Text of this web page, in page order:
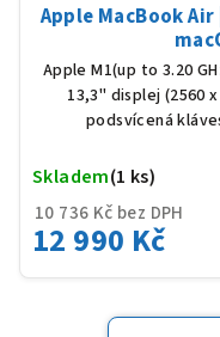
Apple MacBook Air
Apple M1(up to 3.20
13,3" displej (2560
podsvícená
10 736 Kč bez DPH
12 990 Kč
Skladem(1 ks)